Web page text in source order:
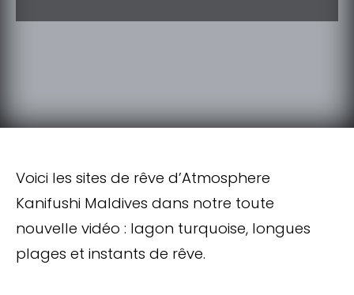
Voici les sites de rêve d’Atmosphere
Kanifushi Maldives dans notre toute
nouvelle vidéo : lagon turquoise, longues
plages et instants de rêve.